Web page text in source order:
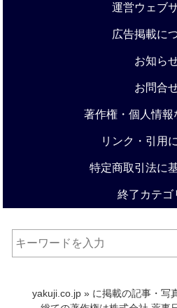
運営ウェブ
広告掲載に
お知ら
お問合
著作権・個人情報
リンク・引用
特定商取引法に
終了カテゴ
yakuji.co.jp » に掲載の記事・写